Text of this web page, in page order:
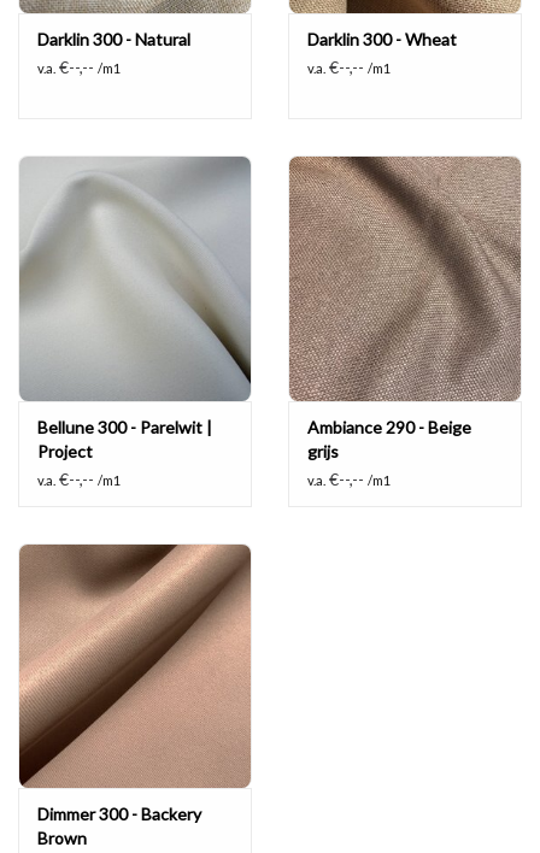
Darklin 300 - Natural
v.a. €--,-- /m1
Darklin 300 - Wheat
v.a. €--,-- /m1
Bellune 300 - Parelwit |
Project
v.a. €--,-- /m1
Ambiance 290 - Beige
grijs
v.a. €--,-- /m1
Dimmer 300 - Backery
Brown